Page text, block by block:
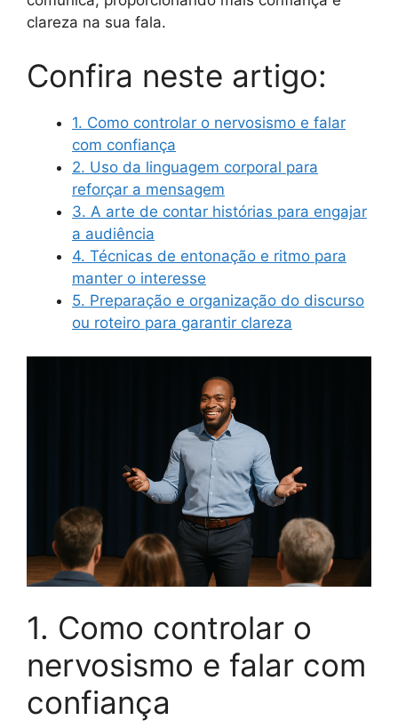
clareza na sua fala.
Confira neste artigo:
1. Como controlar o nervosismo e falar
com confiança
2. Uso da linguagem corporal para
reforçar a mensagem
3. A arte de contar histórias para engajar
a audiência
4. Técnicas de entonação e ritmo para
manter o interesse
5. Preparação e organização do discurso
ou roteiro para garantir clareza
1. Como controlar o
nervosismo e falar com
confiança